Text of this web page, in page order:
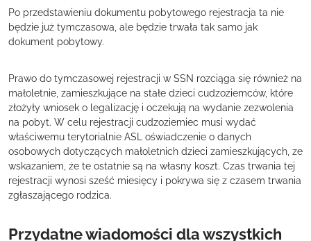
Po przedstawieniu dokumentu pobytowego rejestracja ta nie
będzie już tymczasowa, ale będzie trwała tak samo jak
dokument pobytowy.
Prawo do tymczasowej rejestracji w SSN rozciąga się również na
małoletnie, zamieszkujące na stałe dzieci cudzoziemców, które
złożyły wniosek o legalizację i oczekują na wydanie zezwolenia
na pobyt. W celu rejestracji cudzoziemiec musi wydać
właściwemu terytorialnie ASL oświadczenie o danych
osobowych dotyczących małoletnich dzieci zamieszkujących, ze
wskazaniem, że te ostatnie są na własny koszt. Czas trwania tej
rejestracji wynosi sześć miesięcy i pokrywa się z czasem trwania
zgłaszającego rodzica.
Przydatne wiadomości dla wszystkich